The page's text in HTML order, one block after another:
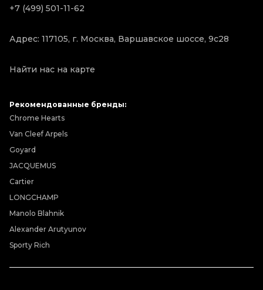
+7 (499) 501-11-62
Адрес: 117105, г. Москва, Варшавское шоссе, 9с28
Найти нас на карте
Рекомендованные бренды:
Chrome Hearts
Van Cleef Arpels
Goyard
JACQUEMUS
Cartier
LONGCHAMP
Manolo Blahnik
Alexander Arutyunov
Sporty Rich